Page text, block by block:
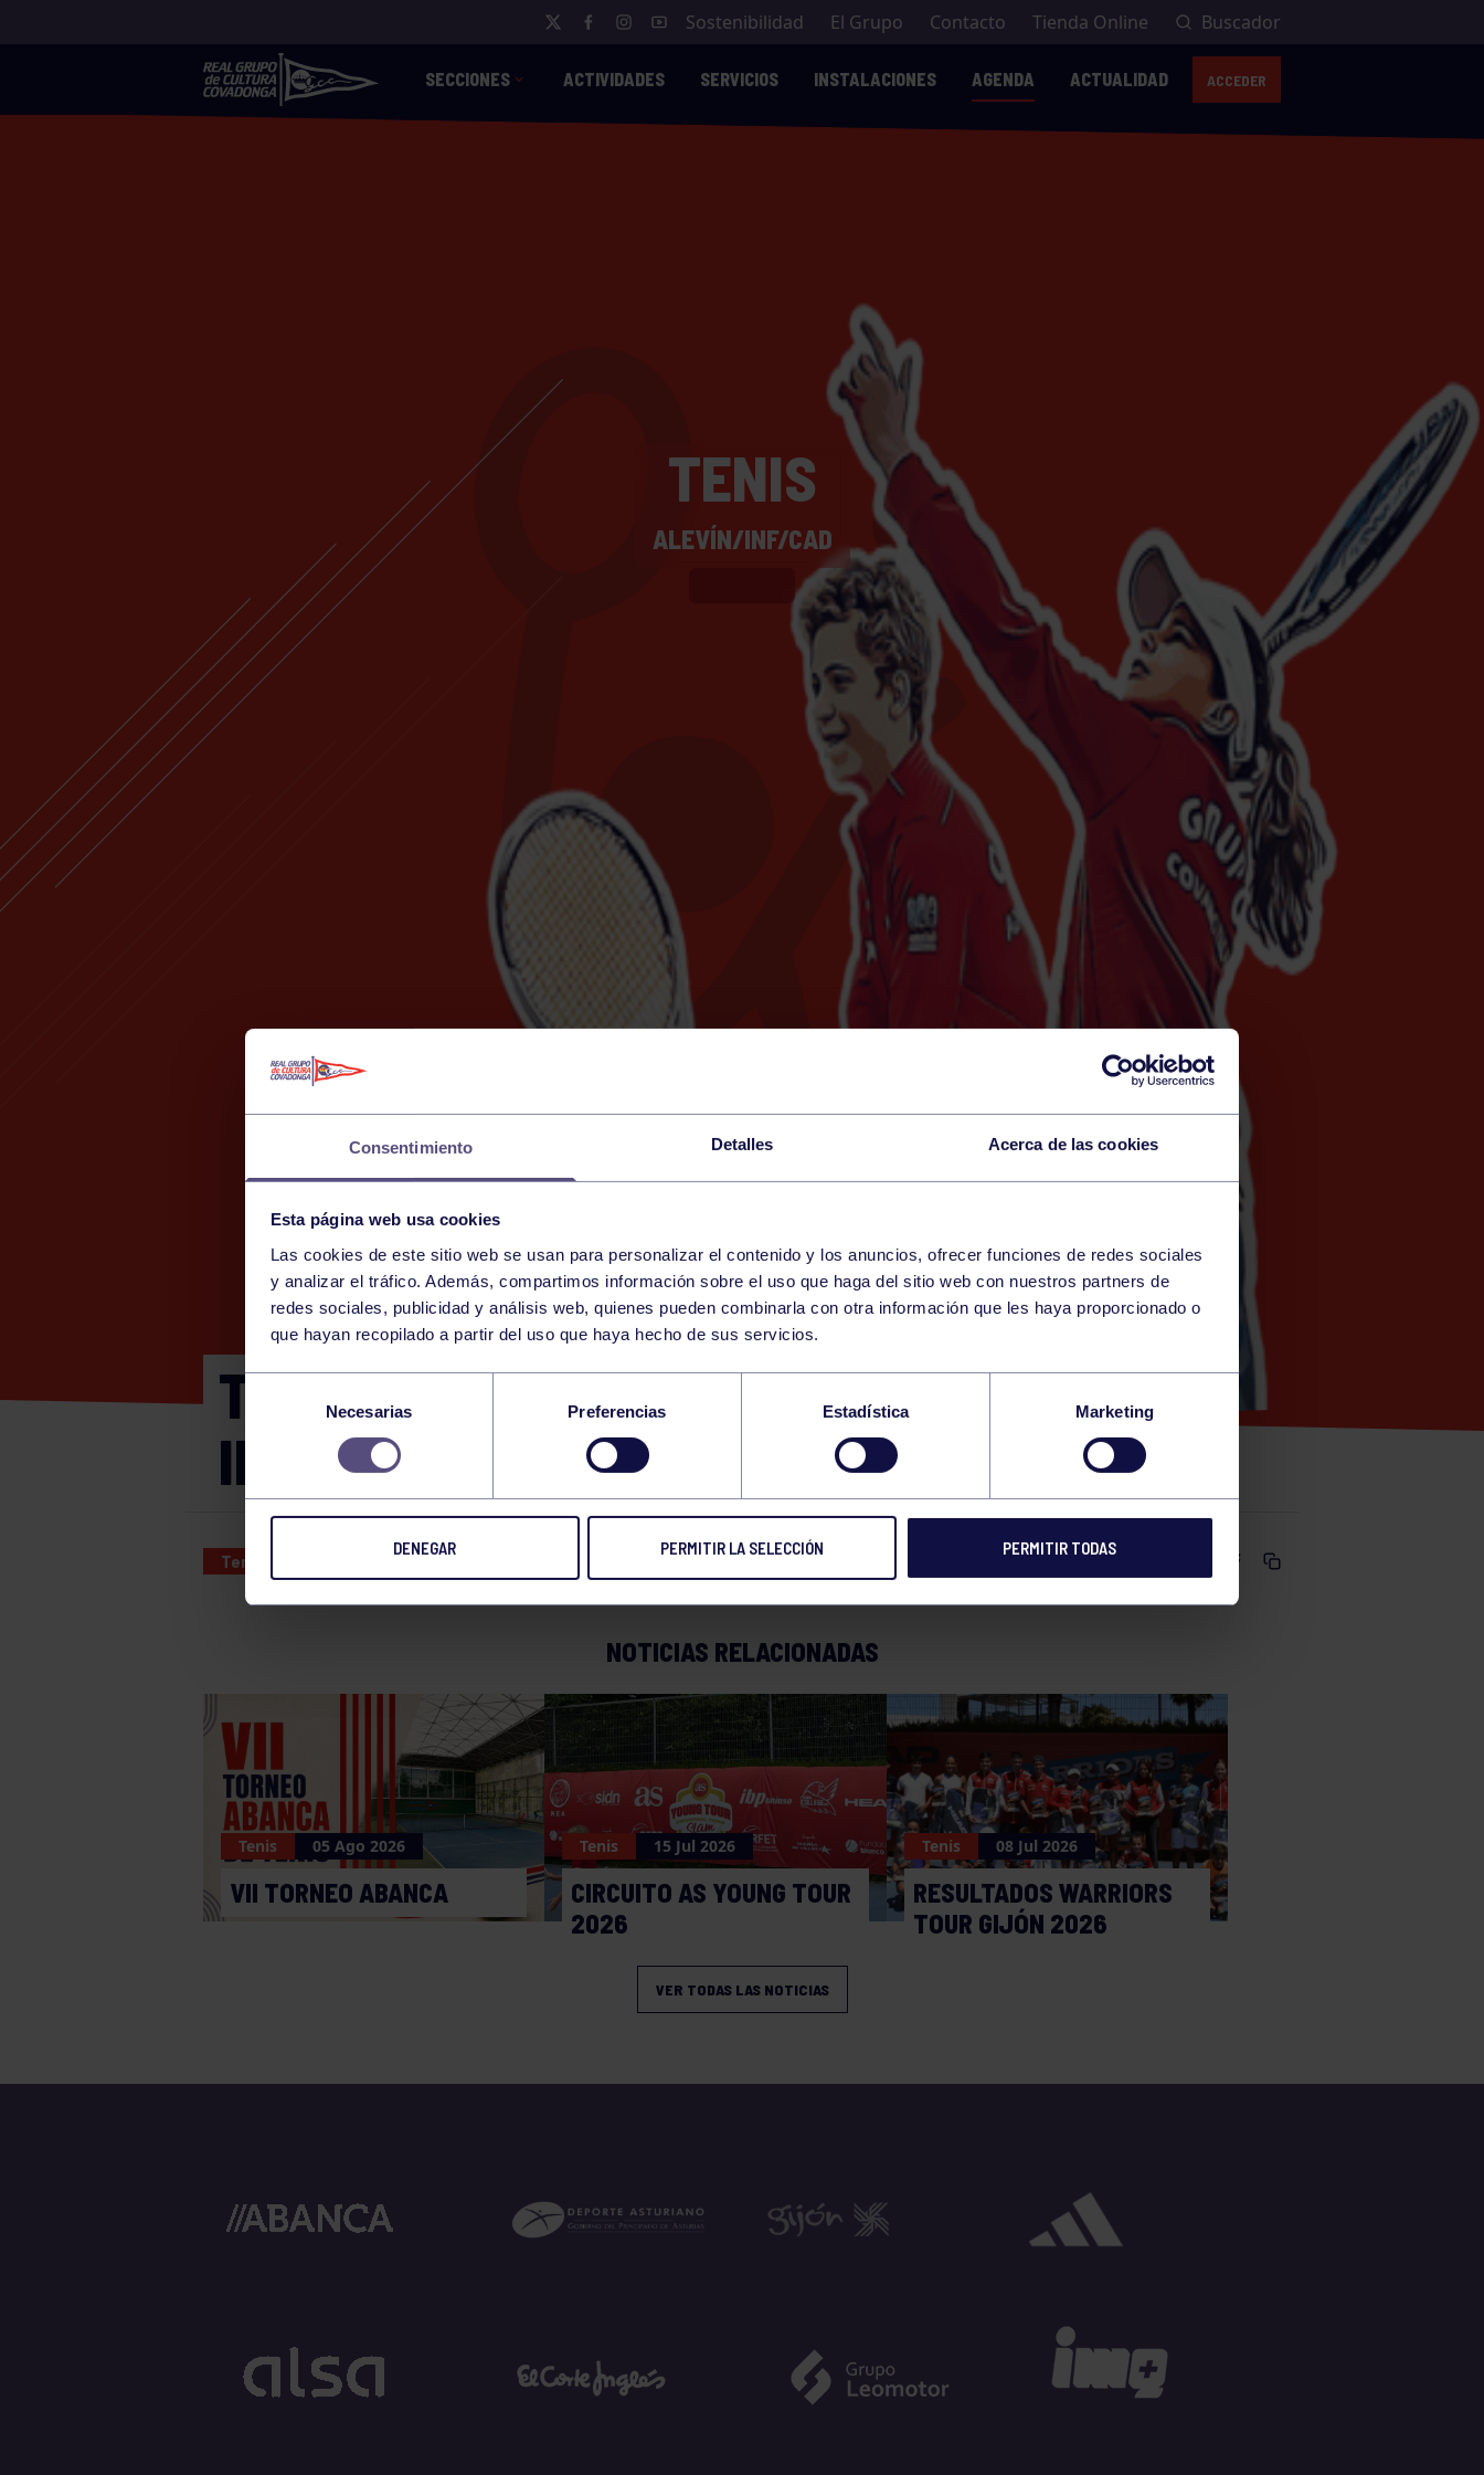
Consentimiento Detalles Acerca de las cookies
Esta página web usa cookies
Las cookies de este sitio web se usan para personalizar el contenido y los anuncios, ofrecer funciones de redes sociales
y analizar el tráfico. Además, compartimos información sobre el uso que haga del sitio web con nuestros partners de
redes sociales, publicidad y análisis web, quienes pueden combinarla con otra información que les haya proporcionado o
que hayan recopilado a partir del uso que haya hecho de sus servicios.
Selección
consentimiento
Necesarias Preferencias Estadística Marketing
DENEGAR PERMITIR LA SELECCIÓN PERMITIR TODAS
Sostenibilidad El Grupo Contacto Tienda Online Buscador
SECCIONES ACTIVIDADES SERVICIOS INSTALACIONES AGENDA ACTUALIDAD ACCEDER
TENIS
ALEVÍN/INF/CAD
28 FRIDAY
JUNE
08:00 h RGCC (MESTAS)
TORNEO NACIONAL WARRIOS ALEVIN
INFANTIL Y CADETE
Tenis 28 JUN 2024 Comparte
NOTICIAS RELACIONADAS
Tenis 05 Ago 2026
VII TORNEO ABANCA
Tenis 15 Jul 2026
CIRCUITO AS YOUNG TOUR
2026
Tenis 08 Jul 2026
RESULTADOS WARRIORS
TOUR GIJÓN 2026
VER TODAS LAS NOTICIAS